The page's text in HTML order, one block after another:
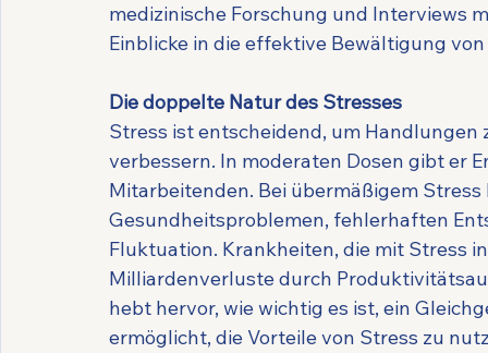
medizinische Forschung und Interviews
Einblicke in die effektive Bewältigung
Die doppelte Natur des Stresses
Stress ist entscheidend, um
verbessern. In moderaten Dosen gibt er
Mitarbeitenden. Bei übermäßigem
Gesundheitsproblemen, fehlerhaften
Fluktuation. Krankheiten, die mit Stress
Milliardenverluste durch
hebt hervor, wie wichtig es ist, ein
ermöglicht, die Vorteile von Stress zu